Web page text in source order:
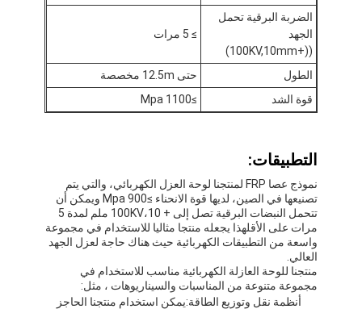
جولة في المعمل
مراقبة الجودة
اتصل بنا
شريط عازل لاصق
شريط عزل قماش زجاجي
شريط عازل مقاوم للحرارة
شريط لاصق من القماش الزجاجي
الضربة البرقية تحمل
الجهد
((+100KV,10mm)
≥ 5 مرات
الطول
حتى 12.5m مخصصة
قوة الشد
≥1100 Mpa
التطبيقات:
نموذج عصا FRP لمنتجنا لوحة العزل الكهربائي، والتي يتم
تصنيعها في الصين، لديها قوة الانحناء ≥900 Mpa ويمكن أن
تتحمل النبضات البرقية تصل إلى + 100KV،10 ملم لمدة 5
مرات على الأقلهذا يجعله منتجا مثاليا للاستخدام في مجموعة
واسعة من التطبيقات الكهربائية حيث هناك حاجة لعزل الجهد
العالي.
منتجنا للوحة العازلة الكهربائية مناسب للاستخدام في
مجموعة متنوعة من المناسبات والسيناريوهات ، مثل:
أنظمة نقل وتوزيع الطاقة:يمكن استخدام منتجنا الحاجز